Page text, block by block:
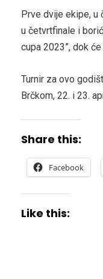
Prve dvije ekipe,
u četvrtfinale i
cupa 2023”, dok
Turnir za ovo
Brčkom, 22. i 23.
Share this:
Facebook
Like this: